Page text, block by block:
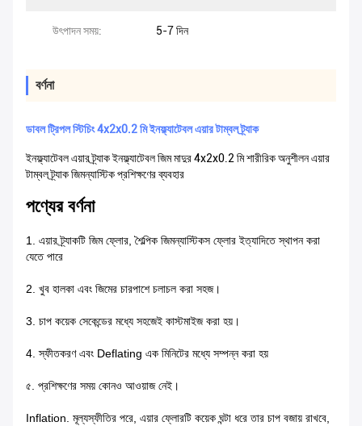
উৎপাদন সময়: 5-7 দিন
বর্ণনা
ডাবল ট্রিপল স্টিচিং 4x2x0.2 মি ইনফ্ল্যাটেবল এয়ার টাম্বল ট্র্যাক
ইনফ্ল্যাটেবল এয়ার ট্র্যাক ইনফ্ল্যাটেবল জিম মাদুর 4x2x0.2 মি শারীরিক অনুশীলন এয়ার
টাম্বল ট্র্যাক জিমন্যাস্টিক প্রশিক্ষণের ব্যবহার
পণ্যের বর্ণনা
1. এয়ার ট্র্যাকটি জিম ফ্লোর, শৈল্পিক জিমন্যাস্টিকস ফ্লোর ইত্যাদিতে স্থাপন করা
যেতে পারে
2. খুব হালকা এবং জিমের চারপাশে চলাচল করা সহজ।
3. চাপ কয়েক সেকেন্ডের মধ্যে সহজেই কাস্টমাইজ করা হয়।
4. স্ফীতকরণ এবং Deflating এক মিনিটের মধ্যে সম্পন্ন করা হয়
৫. প্রশিক্ষণের সময় কোনও আওয়াজ নেই।
Inflation. মূল্যস্ফীতির পরে, এয়ার ফ্লোরটি কয়েক ঘন্টা ধরে তার চাপ বজায় রাখবে,